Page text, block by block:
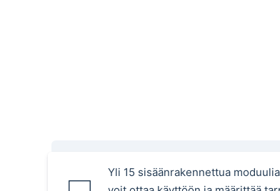
Yli 15 sisäänrakennettua